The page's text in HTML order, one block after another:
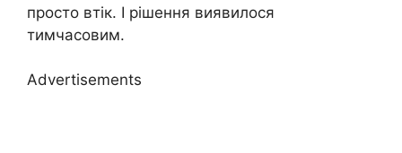
просто втік. І рішення виявилося
тимчасовим.
Advertisements